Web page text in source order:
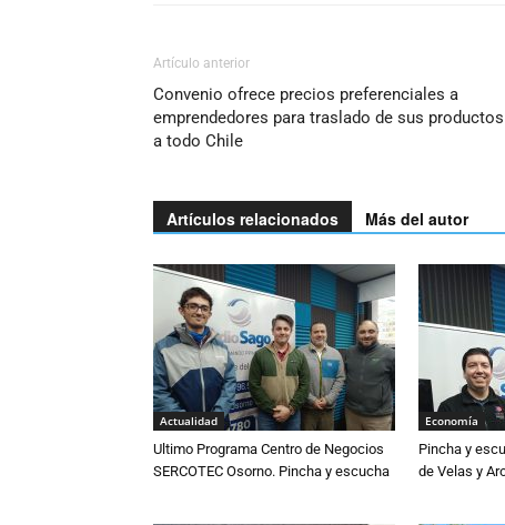
Artículo anterior
Convenio ofrece precios preferenciales a
emprendedores para traslado de sus productos
a todo Chile
Artículos relacionados Más del autor
Actualidad
Ultimo Programa Centro de Negocios
SERCOTEC Osorno. Pincha y escucha
Economía
Pincha y
de Velas y